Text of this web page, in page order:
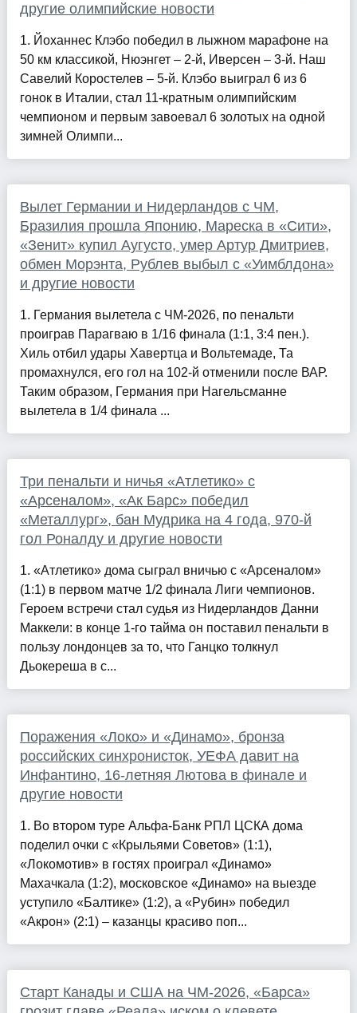
другие олимпийские новости
1. Йоханнес Клэбо победил в лыжном марафоне на
50 км классикой, Нюэнгет – 2-й, Иверсен – 3-й. Наш
Савелий Коростелев – 5-й. Клэбо выиграл 6 из 6
гонок в Италии, стал 11-кратным олимпийским
чемпионом и первым завоевал 6 золотых на одной
зимней Олимпи...
Вылет Германии и Нидерландов с ЧМ,
Бразилия прошла Японию, Мареска в «Сити»,
«Зенит» купил Аугусто, умер Артур Дмитриев,
обмен Морэнта, Рублев выбыл с «Уимблдона»
и другие новости
1. Германия вылетела с ЧМ-2026, по пенальти
проиграв Парагваю в 1/16 финала (1:1, 3:4 пен.).
Хиль отбил удары Хавертца и Вольтемаде, Та
промахнулся, его гол на 102-й отменили после ВАР.
Таким образом, Германия при Нагельсманне
вылетела в 1/4 финала ...
Три пенальти и ничья «Атлетико» с
«Арсеналом», «Ак Барс» победил
«Металлург», бан Мудрика на 4 года, 970-й
гол Роналду и другие новости
1. «Атлетико» дома сыграл вничью с «Арсеналом»
(1:1) в первом матче 1/2 финала Лиги чемпионов.
Героем встречи стал судья из Нидерландов Данни
Маккели: в конце 1-го тайма он поставил пенальти в
пользу лондонцев за то, что Ганцко толкнул
Дьокереша в с...
Поражения «Локо» и «Динамо», бронза
российских синхронисток, УЕФА давит на
Инфантино, 16-летняя Лютова в финале и
другие новости
1. Во втором туре Альфа-Банк РПЛ ЦСКА дома
поделил очки с «Крыльями Советов» (1:1),
«Локомотив» в гостях проиграл «Динамо»
Махачкала (1:2), московское «Динамо» на выезде
уступило «Балтике» (1:2), а «Рубин» победил
«Акрон» (2:1) – казанцы красиво поп...
Старт Канады и США на ЧМ-2026, «Барса»